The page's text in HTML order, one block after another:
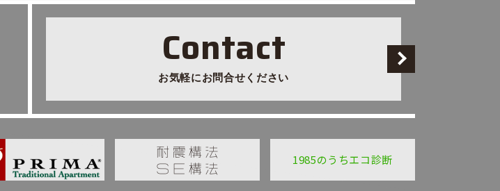
Contact
お気軽にお問合せください
1985のうちエコ診断